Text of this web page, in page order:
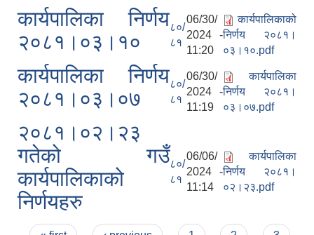
कार्यपालिका निर्णय
२०८१।०३।१०
८०/
८१
06/30/
2024 -
11:20
कार्यपालिकाको
निर्णय २०८१।
०३।१०.pdf
कार्यपालिका निर्णय
२०८१।०३।०७
८०/
८१
06/30/
2024 -
11:19
कार्यपालिका
निर्णय २०८१।
०३।०७.pdf
२०८१।०२।२३
गतेको गउँ
कार्यपालिकाको
निर्णयहरु
८०/
८१
06/06/
2024 -
11:14
कार्यपालिका
निर्णय २०८१।
०२।२३.pdf